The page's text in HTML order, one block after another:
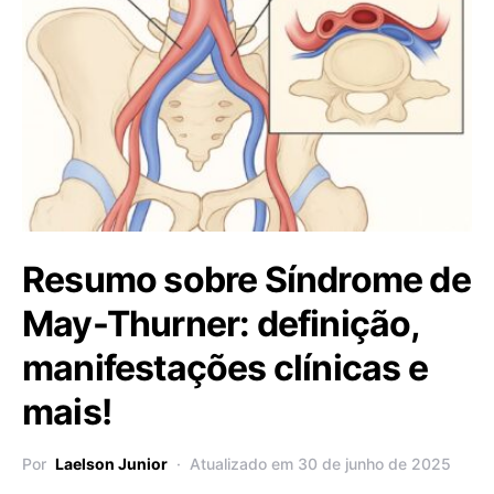
Resumo sobre Síndrome de
May-Thurner: definição,
manifestações clínicas e
mais!
Por Laelson Junior Atualizado em 30 de junho de 2025